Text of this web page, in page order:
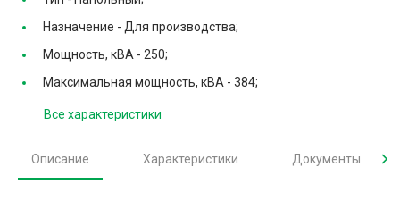
Назначение - Для производства;
Мощность, кВА - 250;
Максимальная мощность, кВА - 384;
Все характеристики
Описание Характеристики Документы